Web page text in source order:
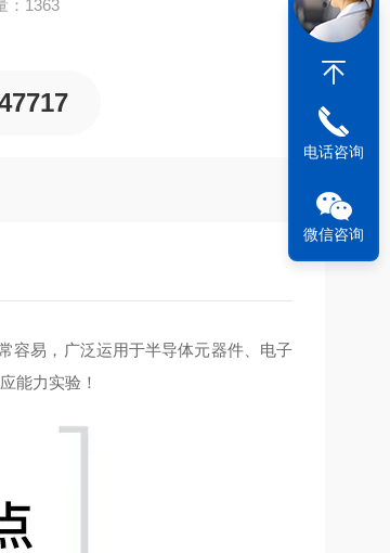
：1363
容易，广泛运用于半导体元器件、电子
能力实验！
电话咨询
微信咨询